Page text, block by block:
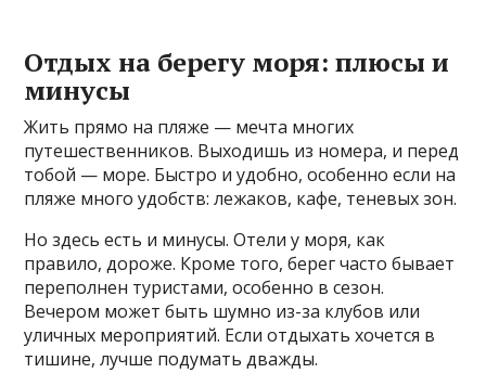
Отдых на берегу моря: плюсы и
минусы
Жить прямо на пляже — мечта многих
путешественников. Выходишь из номера, и перед
тобой — море. Быстро и удобно, особенно если на
пляже много удобств: лежаков, кафе, теневых зон.
Но здесь есть и минусы. Отели у моря, как
правило, дороже. Кроме того, берег часто бывает
переполнен туристами, особенно в сезон.
Вечером может быть шумно из-за клубов или
уличных мероприятий. Если отдыхать хочется в
тишине, лучше подумать дважды.